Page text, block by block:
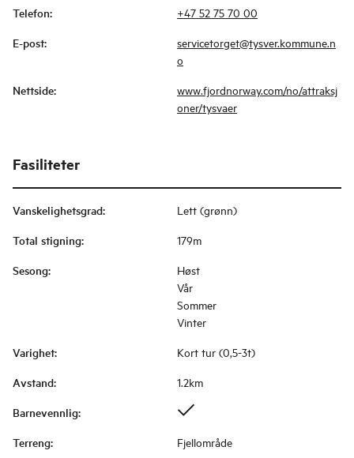
Telefon: +47 52 75 70 00
E-post:
servicetorget@tysver.kommune.n
o
Nettside:
www.fjordnorway.com/no/attraksj
oner/tysvaer
Fasiliteter
Vanskelighetsgrad: Lett (grønn)
Total stigning: 179m
Sesong:
Høst
Vår
Sommer
Vinter
Varighet: Kort tur (0,5-3t)
Avstand: 1.2km
Barnevennlig:
Terreng: Fjellområde